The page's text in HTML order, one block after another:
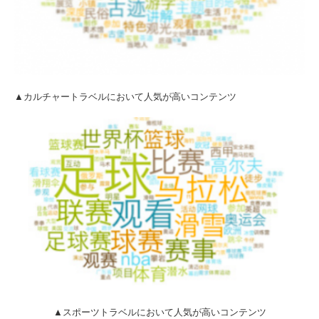
▲カルチャートラベルにおいて人気が高いコンテンツ
▲スポーツトラベルにおいて人気が高いコンテンツ